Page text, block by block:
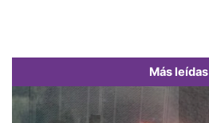
Más leídas